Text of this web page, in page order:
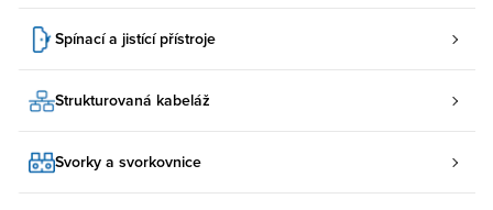
Spínací a jistící přístroje
Strukturovaná kabeláž
Svorky a svorkovnice